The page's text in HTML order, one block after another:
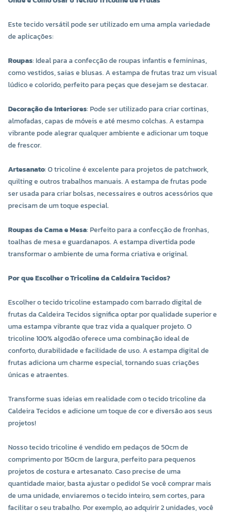
Este tecido versátil pode ser utilizado em uma ampla variedade
de aplicações:
Roupas: Ideal para a confecção de roupas infantis e femininas,
como vestidos, saias e blusas. A estampa de frutas traz um visual
lúdico e colorido, perfeito para peças que desejam se destacar.
Decoração de Interiores: Pode ser utilizado para criar cortinas,
almofadas, capas de móveis e até mesmo colchas. A estampa
vibrante pode alegrar qualquer ambiente e adicionar um toque
de frescor.
Artesanato: O tricoline é excelente para projetos de patchwork,
quilting e outros trabalhos manuais. A estampa de frutas pode
ser usada para criar bolsas, necessaires e outros acessórios que
precisam de um toque especial.
Roupas de Cama e Mesa: Perfeito para a confecção de fronhas,
toalhas de mesa e guardanapos. A estampa divertida pode
transformar o ambiente de uma forma criativa e original.
Por que Escolher o Tricoline da Caldeira Tecidos?
Escolher o tecido tricoline estampado com barrado digital de
frutas da Caldeira Tecidos significa optar por qualidade superior e
uma estampa vibrante que traz vida a qualquer projeto. O
tricoline 100% algodão oferece uma combinação ideal de
conforto, durabilidade e facilidade de uso. A estampa digital de
frutas adiciona um charme especial, tornando suas criações
únicas e atraentes.
Transforme suas ideias em realidade com o tecido tricoline da
Caldeira Tecidos e adicione um toque de cor e diversão aos seus
projetos!
Nosso tecido tricoline é vendido em pedaços de 50cm de
comprimento por 150cm de largura, perfeito para pequenos
projetos de costura e artesanato. Caso precise de uma
quantidade maior, basta ajustar o pedido! Se você comprar mais
de uma unidade, enviaremos o tecido inteiro, sem cortes, para
facilitar o seu trabalho. Por exemplo, ao adquirir 2 unidades, você